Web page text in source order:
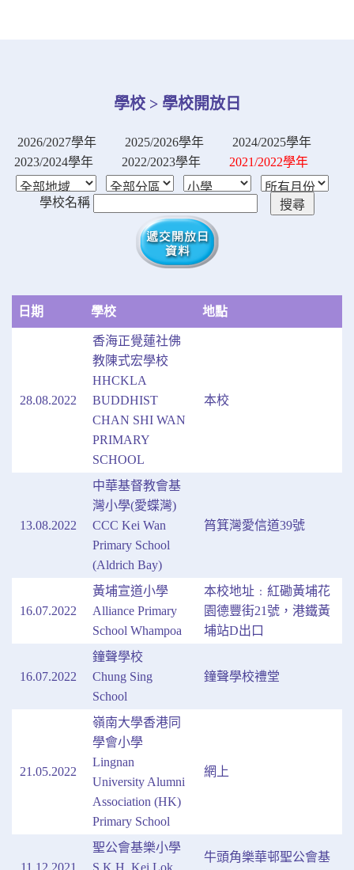
學校 > 學校開放日
2026/2027學年 2025/2026學年
2024/2025學年
2023/2024學年
2022/2023學年 2021/2022學年
學校名稱
日期 學校 地點
28.08.2022
香海正覺蓮社佛
教陳式宏學校
HHCKLA
BUDDHIST
CHAN SHI WAN
PRIMARY
SCHOOL
本校
13.08.2022
中華基督教會基
灣小學(愛蝶灣)
CCC Kei Wan
Primary School
(Aldrich Bay)
筲箕灣愛信道39號
16.07.2022
黃埔宣道小學
Alliance Primary
School Whampoa
本校地址﹕紅磡黃埔花
園德豐街21號，港鐵黃
埔站D出口
16.07.2022
鐘聲學校
Chung Sing
School
鐘聲學校禮堂
21.05.2022
嶺南大學香港同
學會小學
Lingnan
University Alumni
Association (HK)
Primary School
網上
11.12.2021
聖公會基樂小學
S.K.H. Kei Lok
牛頭角樂華邨聖公會基